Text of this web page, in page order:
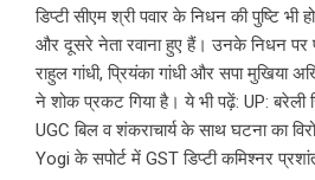
डिप्टी सीएम श्री पवार के निधन की पुष्टि
और दूसरे नेता रवाना हुए हैं। उनके निधन पर
राहुल गांधी, प्रियंका गांधी और सपा मुखिया
ने शोक प्रकट गिया है। ये भी पढ़ें: UP: बरेली
UGC बिल व शंकराचार्य के साथ घटना का
Yogi के सपोर्ट में GST डिप्टी कमिश्नर